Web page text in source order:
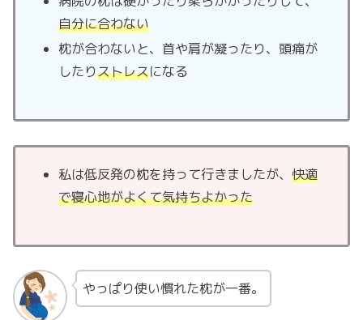
自分に合わない
枕が合わないと、首や肩が凝ったり、頭痛が
したりストレスになる
私は低反発の枕を持って行きましたが、快適
で寝心地がよくて気持ちよかった
やっぱり使い慣れた枕が一番。